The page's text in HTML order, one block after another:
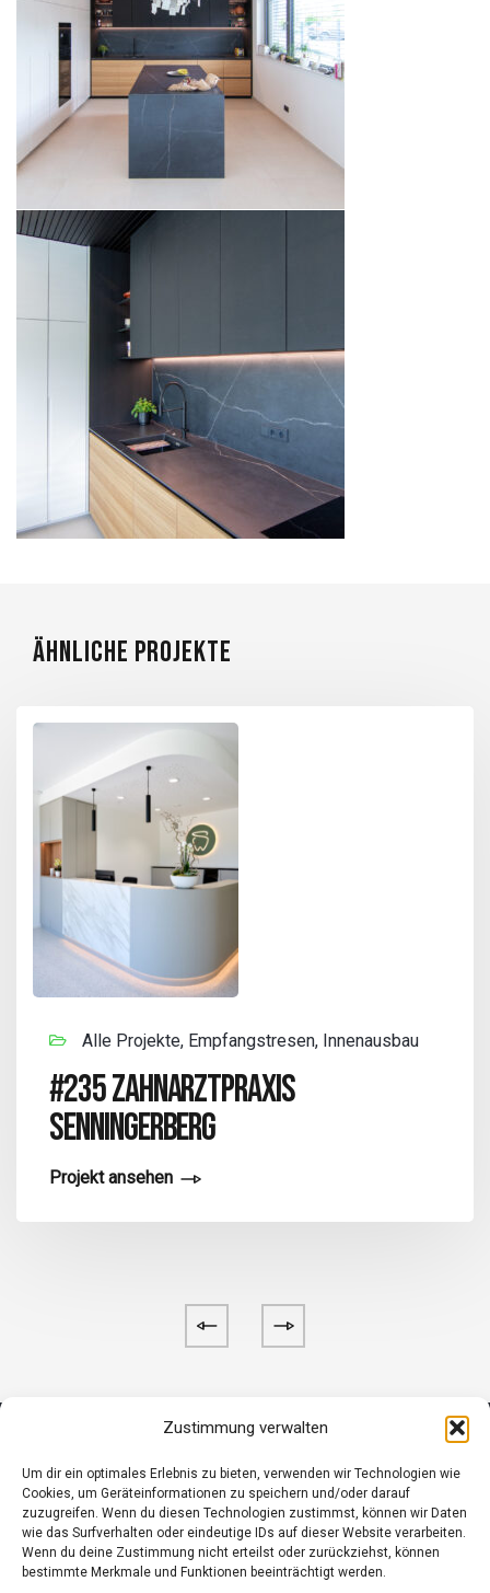
Zustimmung verwalten
Um dir ein optimales Erlebnis zu bieten, verwenden wir Technologien wie
Cookies, um Geräteinformationen zu speichern und/oder darauf
zuzugreifen. Wenn du diesen Technologien zustimmst, können wir Daten
wie das Surfverhalten oder eindeutige IDs auf dieser Website verarbeiten.
Wenn du deine Zustimmung nicht erteilst oder zurückziehst, können
bestimmte Merkmale und Funktionen beeinträchtigt werden.
ÄHNLICHE PROJEKTE
Alle Projekte, Empfangstresen, Innenausbau
#235 ZAHNARZTPRAXIS
SENNINGERBERG
Projekt ansehen